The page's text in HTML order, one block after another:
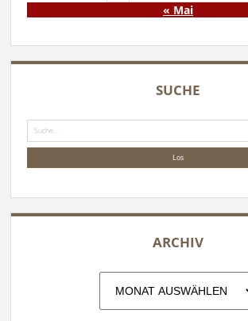
« Mai
SUCHE
Suche
ARCHIV
Archiv